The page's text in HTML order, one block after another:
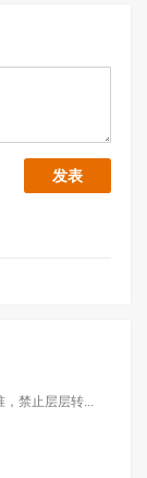
，禁止层层转...